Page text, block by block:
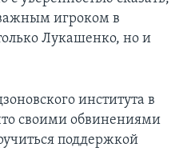
игроком в
Лукашенко, но и
института в
своими обвинениями
поддержкой